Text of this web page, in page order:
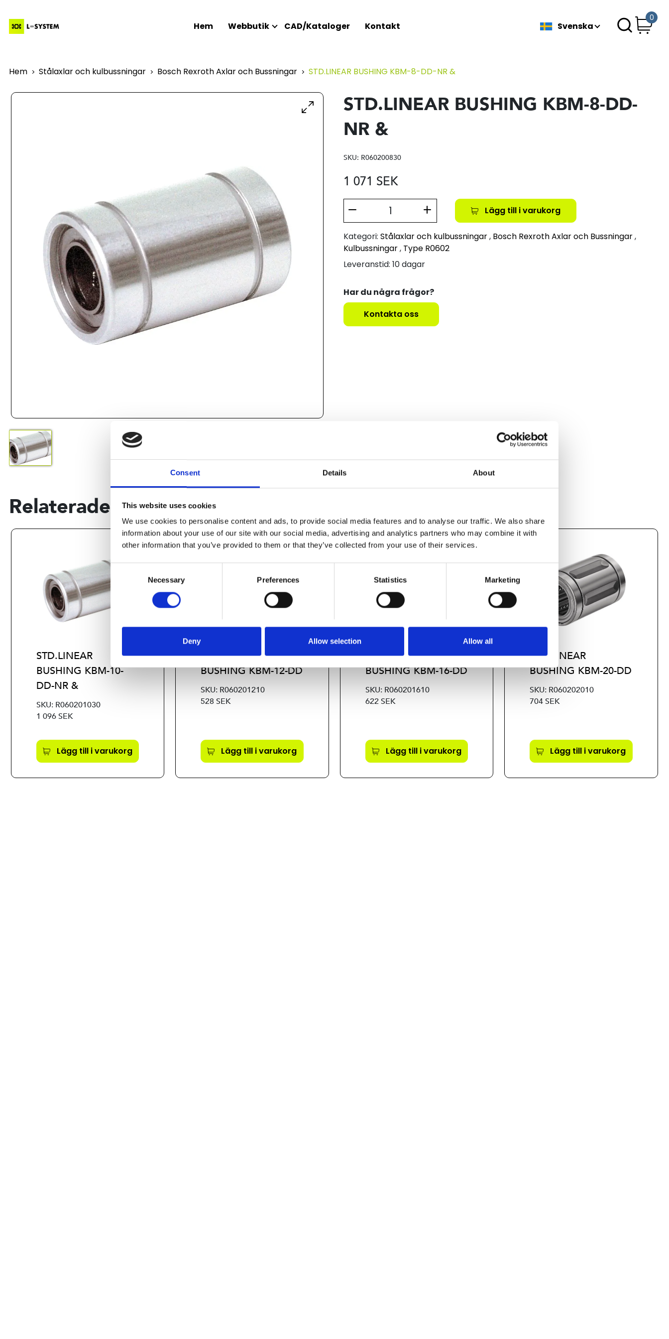
Consent Details About
This website uses cookies
We use cookies to personalise content and ads, to provide social media features and to analyse our traffic. We also share
information about your use of our site with our social media, advertising and analytics partners who may combine it with
other information that you’ve provided to them or that they’ve collected from your use of their services.
Consent
Selection
Necessary Preferences Statistics Marketing
Deny Allow selection Allow all
Hem Webbutik CAD/Kataloger Kontakt Svenska
0
Hem Stålaxlar och kulbussningar Bosch Rexroth Axlar och Bussningar STD.LINEAR BUSHING KBM-8-DD-NR &
STD.LINEAR BUSHING KBM-8-DD-
NR &
SKU: R060200830
1 071 SEK
Lägg till i varukorg
Kategori: Stålaxlar och kulbussningar, Bosch Rexroth Axlar och Bussningar,
Kulbussningar, Type R0602
Leveranstid: 10 dagar
Har du några frågor?
Kontakta oss
Relaterade produkter
STD.LINEAR
BUSHING KBM-10-
DD-NR &
SKU: R060201030
1 096 SEK
Lägg till i varukorg
STD.LINEAR
BUSHING KBM-12-DD
SKU: R060201210
528 SEK
Lägg till i varukorg
STD.LINEAR
BUSHING KBM-16-DD
SKU: R060201610
622 SEK
Lägg till i varukorg
STD.LINEAR
BUSHING KBM-20-DD
SKU: R060202010
704 SEK
Lägg till i varukorg